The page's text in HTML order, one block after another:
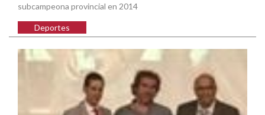
subcampeona provincial en 2014
Deportes